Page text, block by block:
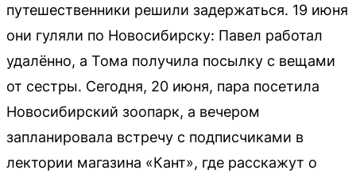
путешественники решили задержаться. 19 июня
они гуляли по Новосибирску: Павел работал
удалённо, а Тома получила посылку с вещами
от сестры. Сегодня, 20 июня, пара посетила
Новосибирский зоопарк, а вечером
запланировала встречу с подписчиками в
лектории магазина «Кант», где расскажут о